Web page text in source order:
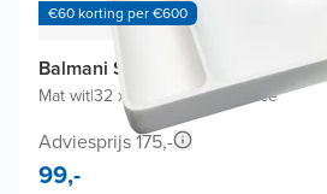
€60 korting per €600
Balmani Spazio cosmetica schaal
Mat wit|32 x 22 cm|Solid Surface
Adviesprijs 175,-
99,-